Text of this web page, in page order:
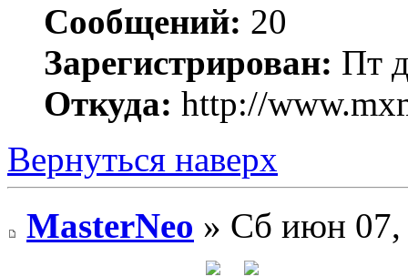
Сообщений: 20
Зарегистрирован: Пт
Откуда: http://
Вернуться наверх
MasterNeo » Сб июн 07,